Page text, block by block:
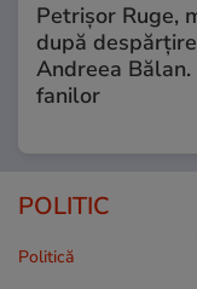
Petrișor Ruge,
după
Andreea
fanilor
POLITIC
Politică